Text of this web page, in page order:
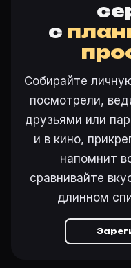
с
Собирайте
посмотрели,
друзьями или
и в кино,
напомнит
сравнивайте
длинном